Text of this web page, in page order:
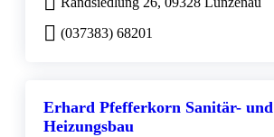
(037383) 68201
Erhard Pfefferkorn Sanitär- und
Heizungsbau